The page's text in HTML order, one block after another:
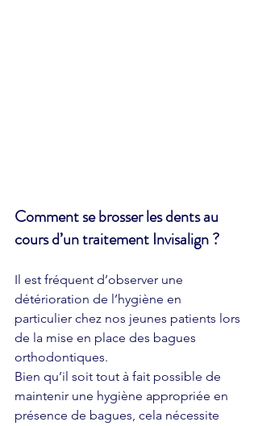
Comment se brosser les dents au
cours d’un traitement Invisalign ?
Il est fréquent d’observer une
détérioration de l’hygiène en
particulier chez nos jeunes patients lors
de la mise en place des bagues
orthodontiques.
Bien qu’il soit tout à fait possible de
maintenir une hygiène appropriée en
présence de bagues, cela nécessite